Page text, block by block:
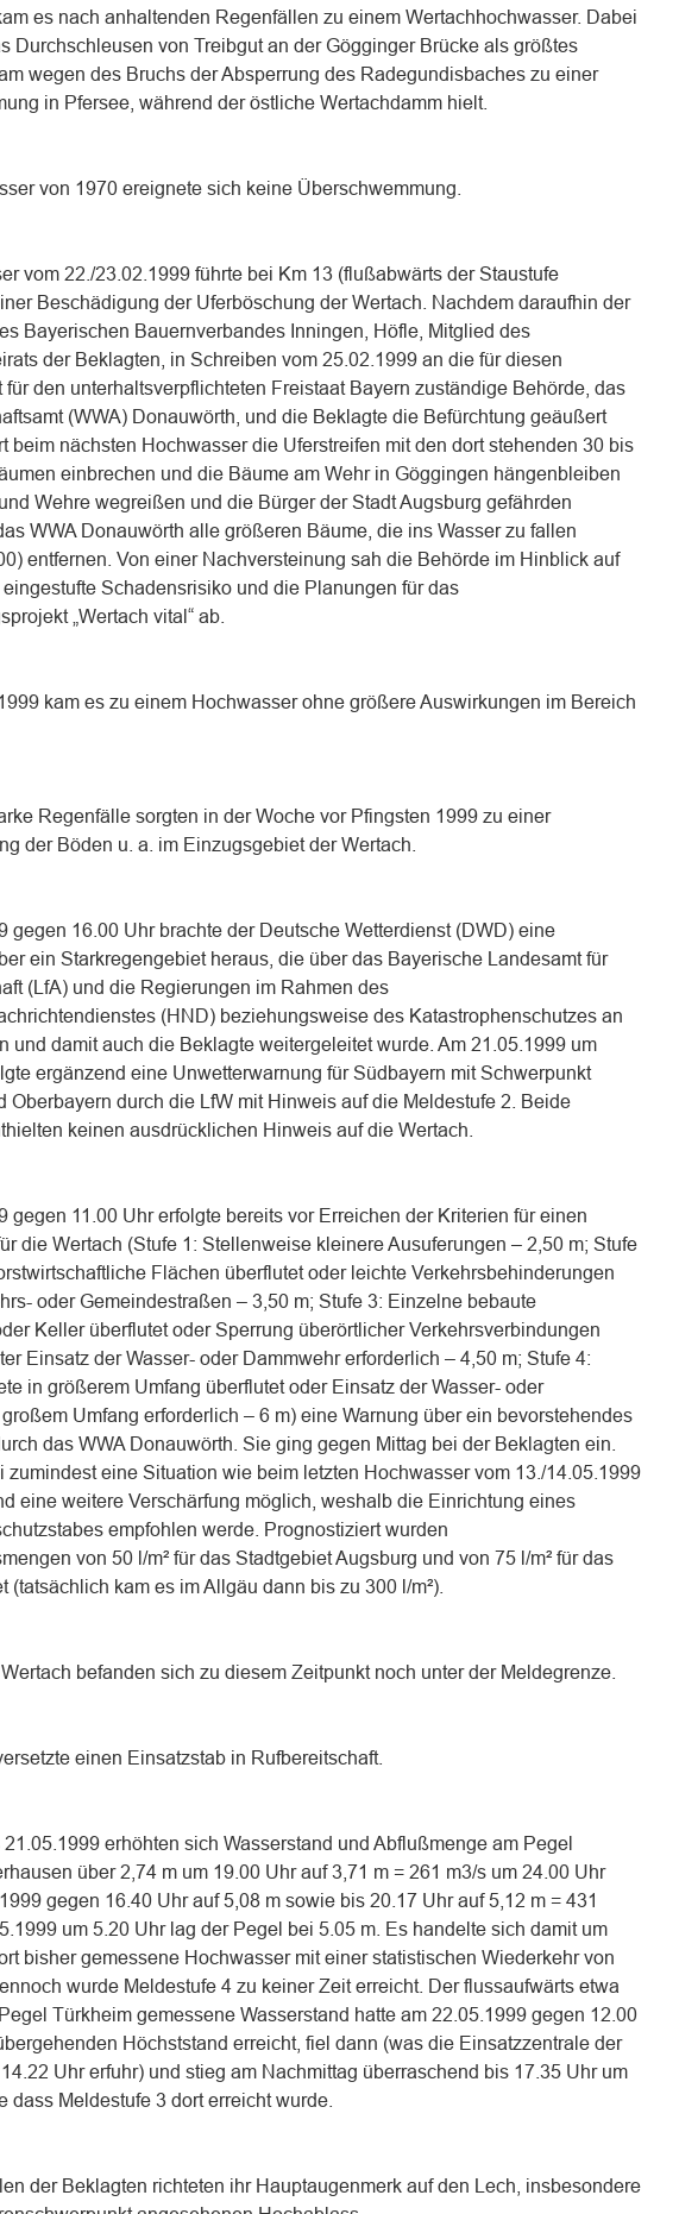
es nach anhaltenden Regenfällen zu einem Wertachhochwasser. Dabei
Durchschleusen von Treibgut an der Gögginger Brücke als größtes
wegen des Bruchs der Absperrung des Radegundisbaches zu einer
in Pfersee, während der östliche Wertachdamm hielt.
von 1970 ereignete sich keine Überschwemmung.
vom 22./23.02.1999 führte bei Km 13 (flußabwärts der Staustufe
Beschädigung der Uferböschung der Wertach. Nachdem daraufhin der
Bayerischen Bauernverbandes Inningen, Höfle, Mitglied des
der Beklagten, in Schreiben vom 25.02.1999 an die für diesen
für den unterhaltsverpflichteten Freistaat Bayern zuständige Behörde, das
(WWA) Donauwörth, und die Beklagte die Befürchtung geäußert
beim nächsten Hochwasser die Uferstreifen mit den dort stehenden 30 bis
einbrechen und die Bäume am Wehr in Göggingen hängenbleiben
Wehre wegreißen und die Bürger der Stadt Augsburg gefährden
WWA Donauwörth alle größeren Bäume, die ins Wasser zu fallen
entfernen. Von einer Nachversteinung sah die Behörde im Hinblick auf
Schadensrisiko und die Planungen für das
„Wertach vital“ ab.
kam es zu einem Hochwasser ohne größere Auswirkungen im Bereich
Regenfälle sorgten in der Woche vor Pfingsten 1999 zu einer
der Böden u. a. im Einzugsgebiet der Wertach.
gegen 16.00 Uhr brachte der Deutsche Wetterdienst (DWD) eine
ein Starkregengebiet heraus, die über das Bayerische Landesamt für
(LfA) und die Regierungen im Rahmen des
(HND) beziehungsweise des Katastrophenschutzes an
und damit auch die Beklagte weitergeleitet wurde. Am 21.05.1999 um
ergänzend eine Unwetterwarnung für Südbayern mit Schwerpunkt
Oberbayern durch die LfW mit Hinweis auf die Meldestufe 2. Beide
keinen ausdrücklichen Hinweis auf die Wertach.
gegen 11.00 Uhr erfolgte bereits vor Erreichen der Kriterien für einen
die Wertach (Stufe 1: Stellenweise kleinere Ausuferungen – 2,50 m; Stufe
Flächen überflutet oder leichte Verkehrsbehinderungen
oder Gemeindestraßen – 3,50 m; Stufe 3: Einzelne bebaute
Keller überflutet oder Sperrung überörtlicher Verkehrsverbindungen
Einsatz der Wasser- oder Dammwehr erforderlich – 4,50 m; Stufe 4:
in größerem Umfang überflutet oder Einsatz der Wasser- oder
Umfang erforderlich – 6 m) eine Warnung über ein bevorstehendes
das WWA Donauwörth. Sie ging gegen Mittag bei der Beklagten ein.
zumindest eine Situation wie beim letzten Hochwasser vom 13./14.05.1999
eine weitere Verschärfung möglich, weshalb die Einrichtung eines
empfohlen werde. Prognostiziert wurden
von 50 l/m² für das Stadtgebiet Augsburg und von 75 l/m² für das
(tatsächlich kam es im Allgäu dann bis zu 300 l/m²).
befanden sich zu diesem Zeitpunkt noch unter der Meldegrenze.
einen Einsatzstab in Rufbereitschaft.
21.05.1999 erhöhten sich Wasserstand und Abflußmenge am Pegel
über 2,74 m um 19.00 Uhr auf 3,71 m = 261 m3/s um 24.00 Uhr
gegen 16.40 Uhr auf 5,08 m sowie bis 20.17 Uhr auf 5,12 m = 431
um 5.20 Uhr lag der Pegel bei 5.05 m. Es handelte sich damit um
bisher gemessene Hochwasser mit einer statistischen Wiederkehr von
wurde Meldestufe 4 zu keiner Zeit erreicht. Der flussaufwärts etwa
Türkheim gemessene Wasserstand hatte am 22.05.1999 gegen 12.00
Höchststand erreicht, fiel dann (was die Einsatzzentrale der
Uhr erfuhr) und stieg am Nachmittag überraschend bis 17.35 Uhr um
dass Meldestufe 3 dort erreicht wurde.
der Beklagten richteten ihr Hauptaugenmerk auf den Lech, insbesondere